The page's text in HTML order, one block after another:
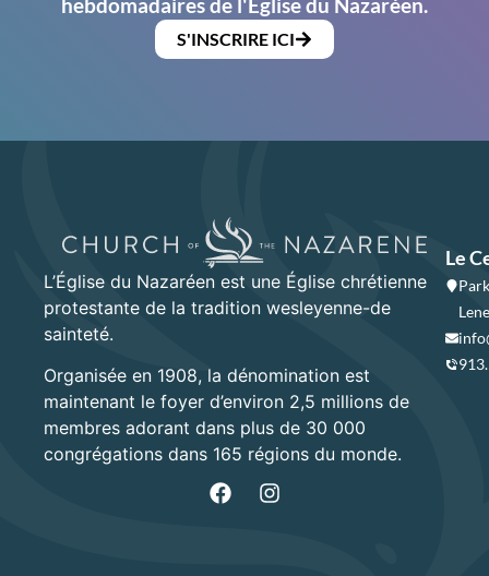
S'INSCRIRE ICI
L’Église du Nazaréen est une Église chrétienne
protestante de la tradition wesleyenne-de
sainteté.
Organisée en 1908, la dénomination est
maintenant le foyer d’environ 2,5 millions de
membres adorant dans plus de 30 000
congrégations dans 165 régions du monde.
Le